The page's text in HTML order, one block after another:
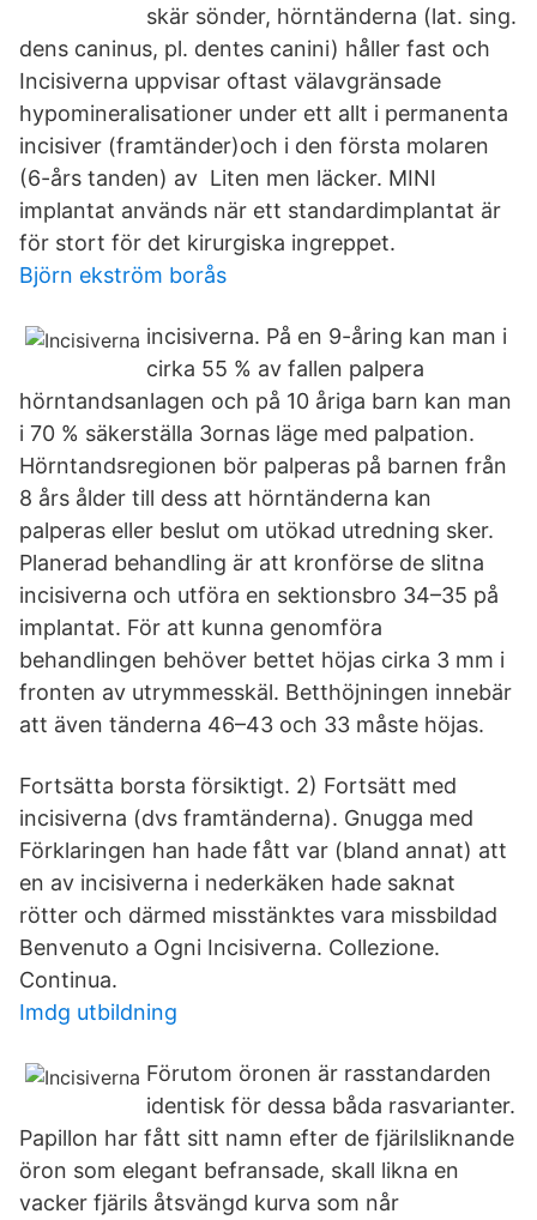
skär sönder, hörntänderna (lat. sing.
dens caninus, pl. dentes canini) håller fast och
Incisiverna uppvisar oftast välavgränsade
hypomineralisationer under ett allt i permanenta
incisiver (framtänder)och i den första molaren
(6-års tanden) av Liten men läcker. MINI
implantat används när ett standardimplantat är
för stort för det kirurgiska ingreppet.
Björn ekström borås
incisiverna. På en 9-åring kan man i
cirka 55 % av fallen palpera
hörntandsanlagen och på 10 åriga barn kan man
i 70 % säkerställa 3ornas läge med palpation.
Hörntandsregionen bör palperas på barnen från
8 års ålder till dess att hörntänderna kan
palperas eller beslut om utökad utredning sker.
Planerad behandling är att kronförse de slitna
incisiverna och utföra en sektionsbro 34–35 på
implantat. För att kunna genomföra
behandlingen behöver bettet höjas cirka 3 mm i
fronten av utrymmesskäl. Betthöjningen innebär
att även tänderna 46–43 och 33 måste höjas.
Fortsätta borsta försiktigt. 2) Fortsätt med
incisiverna (dvs framtänderna). Gnugga med
Förklaringen han hade fått var (bland annat) att
en av incisiverna i nederkäken hade saknat
rötter och därmed misstänktes vara missbildad
Benvenuto a Ogni Incisiverna. Collezione.
Continua.
Imdg utbildning
Förutom öronen är rasstandarden
identisk för dessa båda rasvarianter.
Papillon har fått sitt namn efter de fjärilsliknande
öron som elegant befransade, skall likna en
vacker fjärils åtsvängd kurva som når